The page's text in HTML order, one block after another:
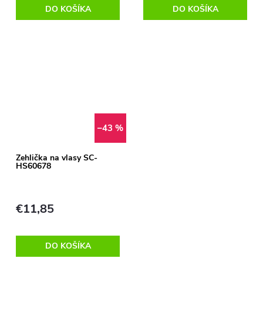
DO KOŠÍKA DO KOŠÍKA
–43 %
Žehlička na vlasy SC-
HS60678
€11,85
DO KOŠÍKA